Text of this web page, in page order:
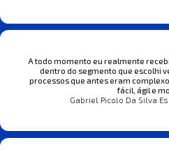
A todo momento eu realmente
dentro do segmento que escolhi
processos que antes eram
fácil, ágil e
Gabriel Picolo Da Silva